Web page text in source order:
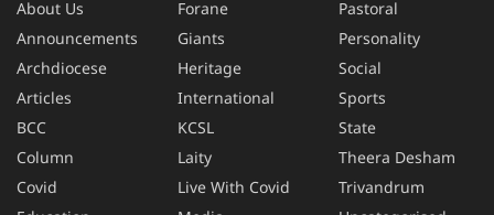
About Us
Announcements
Archdiocese
Articles
BCC
Column
Covid
Forane
Giants
Heritage
International
KCSL
Laity
Live With Covid
Pastoral
Personality
Social
Sports
State
Theera Desham
Trivandrum